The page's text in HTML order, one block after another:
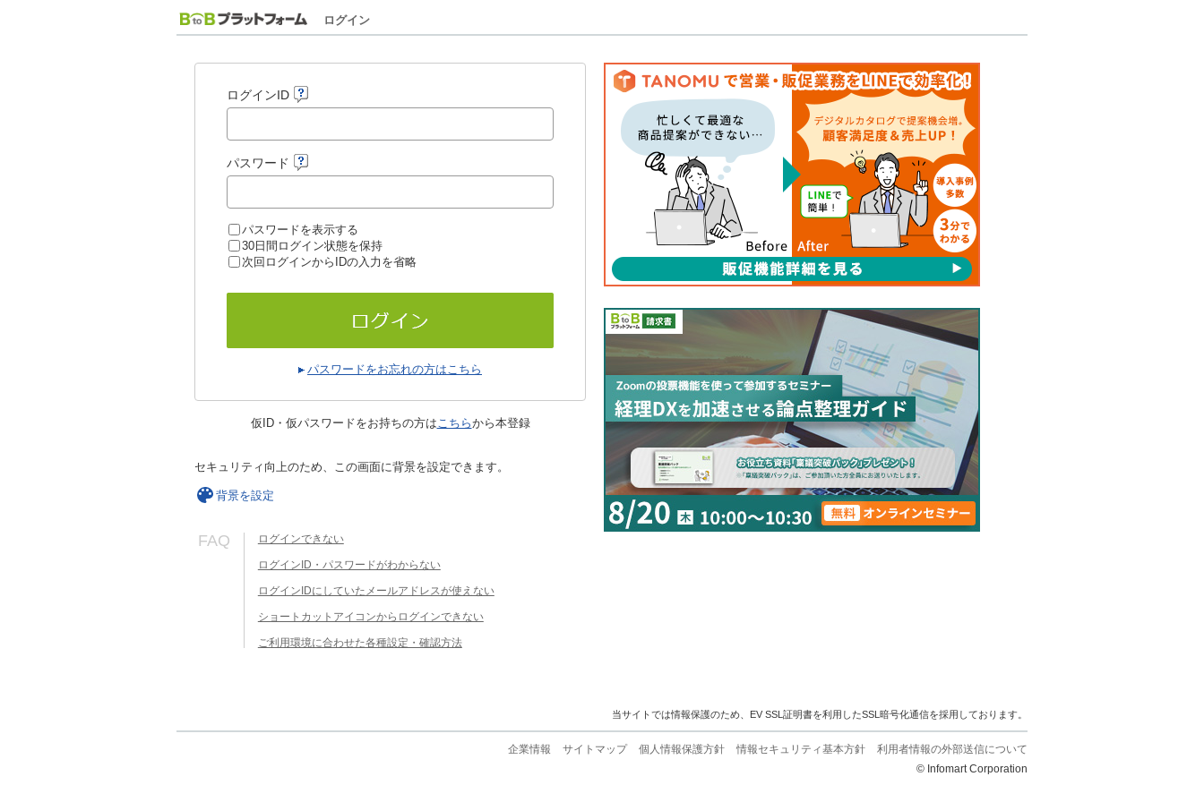
ログイン
ログインID
パスワード
パスワードを表示する
30日間ログイン状態を保持
次回ログインからIDの入力を省略
パスワードをお忘れの方はこちら
仮ID・仮パスワードをお持ちの方はこちらから本登録
セキュリティ向上のため、この画面に背景を設定できます。
背景を設定
FAQ ログインできない
ログインID・パスワードがわからない
ログインIDにしていたメールアドレスが使えない
ショートカットアイコンからログインできない
ご利用環境に合わせた各種設定・確認方法
当サイトでは情報保護のため、EV SSL証明書を利用したSSL暗号化通信を採用しております。
企業情報 サイトマップ 個人情報保護方針 情報セキュリティ基本方針
利用者情報の外部送信について
© Infomart Corporation